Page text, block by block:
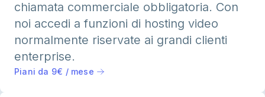
chiamata commerciale obbligatoria. Con
noi accedi a funzioni di hosting video
normalmente riservate ai grandi clienti
enterprise.
Piani da 9€ / mese